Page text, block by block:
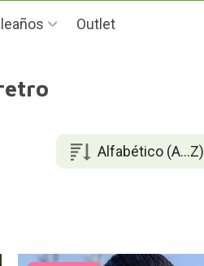
Outlet
Alfabético (A...Z)